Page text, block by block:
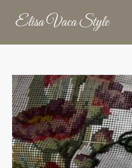
Elisa Vaca Style